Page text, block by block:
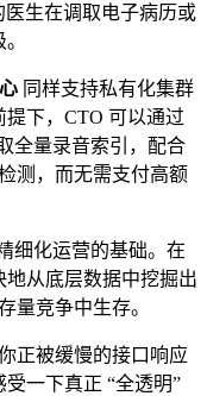
生在调取电子病历或
同样支持私有化集群
下，CTO 可以通过
全量录音索引，配合
测，而无需支付高额
细化运营的基础。在
地从底层数据中挖掘出
量竞争中生存。
正被缓慢的接口响应
一下真正 “全透明”